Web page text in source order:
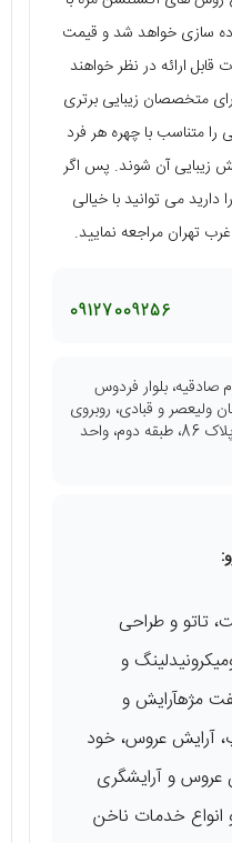
سازی خواهد شد و قیمت‌
ارائه در نظر خواهند
متخصصان زیبایی برتری
را متناسب با چهره هر فرد
زیبایی آن شوند. پس اگر
می‌ توانید با خیالی
تهران مراجعه نمایید.
09127009256
صادقیه، بلوار فردوس
ولیعصر و قبادی، روبروی
بانک قوامین، پلاک 86، طبقه دوم، واحد
تاتو و طراحی
و
مژهآرایش و
آرایش عروس، خود
عروس و آرایشگری
انواع خدمات ناخن